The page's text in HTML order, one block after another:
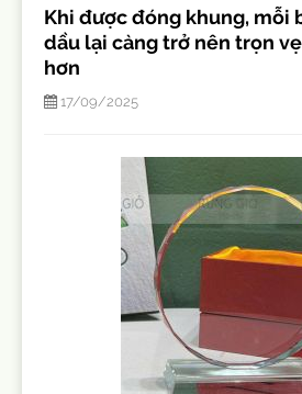
Khi được đóng khung, mỗi
dầu lại càng trở nên trọn
hơn
17/09/2025